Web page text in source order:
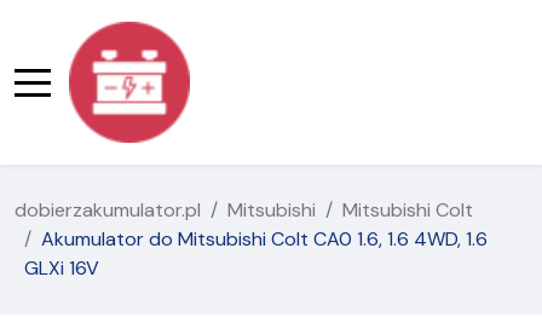
dobierzakumulator.pl Mitsubishi
Mitsubishi Colt
Akumulator do Mitsubishi Colt CA0 1.6, 1.6 4WD, 1.6
GLXi 16V